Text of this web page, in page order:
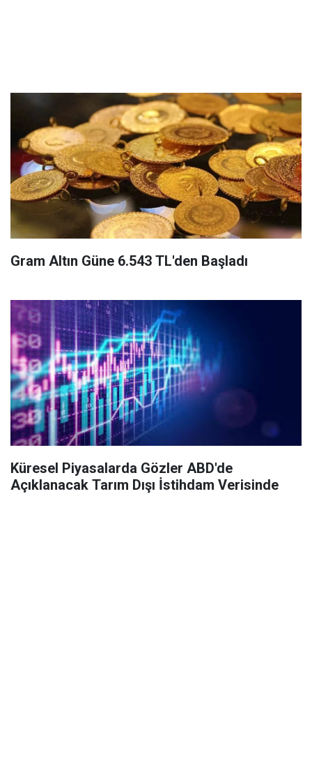
Gram Altın Güne 6.543 TL'den Başladı
Küresel Piyasalarda Gözler ABD'de
Açıklanacak Tarım Dışı İstihdam Verisinde